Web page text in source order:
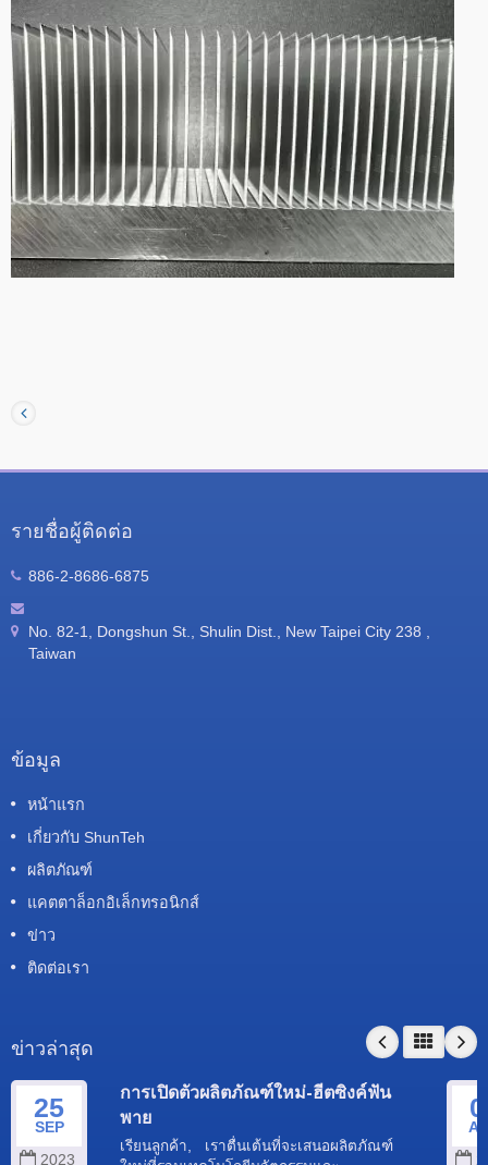
รายชื่อผู้ติดต่อ
886-2-8686-6875
No. 82-1, Dongshun St., Shulin Dist., New Taipei City 238 ,
Taiwan
ข้อมูล
หน้าแรก
เกี่ยวกับ ShunTeh
ผลิตภัณฑ์
แคตตาล็อกอิเล็กทรอนิกส์
ข่าว
ติดต่อเรา
ข่าวล่าสุด
25
SEP
2023
การเปิดตัวผลิตภัณฑ์ใหม่-ฮีตซิงค์ฟัน
พาย
เรียนลูกค้า, เราตื่นเต้นที่จะเสนอผลิตภัณฑ์